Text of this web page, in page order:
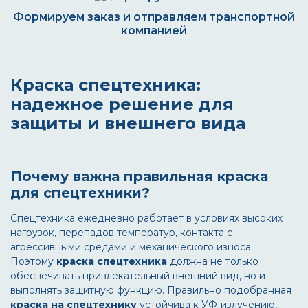
Формируем заказ и отправляем транспортной
компанией
Краска спецтехника:
надежное решение для
защиты и внешнего вида
Почему важна правильная краска
для спецтехники?
Спецтехника ежедневно работает в условиях высоких
нагрузок, перепадов температур, контакта с
агрессивными средами и механического износа.
Поэтому краска спецтехника должна не только
обеспечивать привлекательный внешний вид, но и
выполнять защитную функцию. Правильно подобранная
краска на спецтехнику устойчива к УФ-излучению,